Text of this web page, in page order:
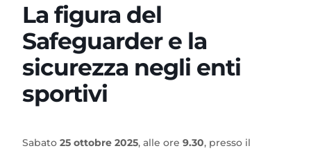
La figura del
Safeguarder e la
sicurezza negli enti
sportivi
Sabato25 ottobre 2025, alle ore9.30, presso il